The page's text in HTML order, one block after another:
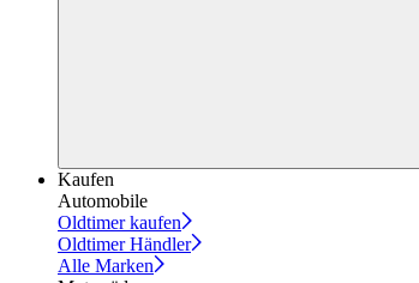
Kaufen
Automobile
Oldtimer kaufen
Oldtimer Händler
Alle Marken